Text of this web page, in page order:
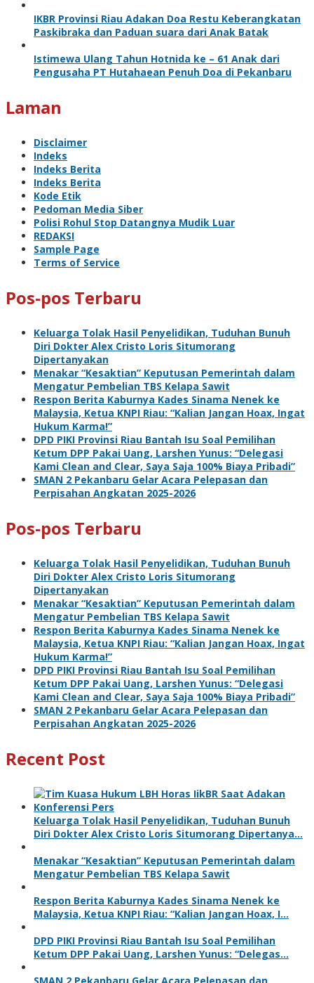
IKBR Provinsi Riau Adakan Doa Restu Keberangkatan
Paskibraka dan Paduan suara dari Anak Batak
Istimewa Ulang Tahun Hotnida ke – 61 Anak dari
Pengusaha PT Hutahaean Penuh Doa di Pekanbaru
Laman
Disclaimer
Indeks
Indeks Berita
Indeks Berita
Kode Etik
Pedoman Media Siber
Polisi Rohul Stop Datangnya Mudik Luar
REDAKSI
Sample Page
Terms of Service
Pos-pos Terbaru
Keluarga Tolak Hasil Penyelidikan, Tuduhan Bunuh
Diri Dokter Alex Cristo Loris Situmorang
Dipertanyakan
Menakar “Kesaktian” Keputusan Pemerintah dalam
Mengatur Pembelian TBS Kelapa Sawit
Respon Berita Kaburnya Kades Sinama Nenek ke
Malaysia, Ketua KNPI Riau: “Kalian Jangan Hoax, Ingat
Hukum Karma!”
DPD PIKI Provinsi Riau Bantah Isu Soal Pemilihan
Ketum DPP Pakai Uang, Larshen Yunus: “Delegasi
Kami Clean and Clear, Saya Saja 100% Biaya Pribadi”
SMAN 2 Pekanbaru Gelar Acara Pelepasan dan
Perpisahan Angkatan 2025-2026
Pos-pos Terbaru
Keluarga Tolak Hasil Penyelidikan, Tuduhan Bunuh
Diri Dokter Alex Cristo Loris Situmorang
Dipertanyakan
Menakar “Kesaktian” Keputusan Pemerintah dalam
Mengatur Pembelian TBS Kelapa Sawit
Respon Berita Kaburnya Kades Sinama Nenek ke
Malaysia, Ketua KNPI Riau: “Kalian Jangan Hoax, Ingat
Hukum Karma!”
DPD PIKI Provinsi Riau Bantah Isu Soal Pemilihan
Ketum DPP Pakai Uang, Larshen Yunus: “Delegasi
Kami Clean and Clear, Saya Saja 100% Biaya Pribadi”
SMAN 2 Pekanbaru Gelar Acara Pelepasan dan
Perpisahan Angkatan 2025-2026
Recent Post
Keluarga Tolak Hasil Penyelidikan, Tuduhan Bunuh
Diri Dokter Alex Cristo Loris Situmorang Dipertanya…
Menakar “Kesaktian” Keputusan Pemerintah dalam
Mengatur Pembelian TBS Kelapa Sawit
Respon Berita Kaburnya Kades Sinama Nenek ke
Malaysia, Ketua KNPI Riau: “Kalian Jangan Hoax, I…
DPD PIKI Provinsi Riau Bantah Isu Soal Pemilihan
Ketum DPP Pakai Uang, Larshen Yunus: “Delegas…